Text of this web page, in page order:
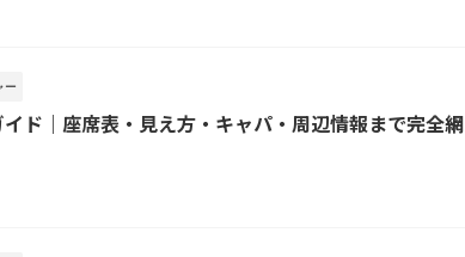
ー
ド｜座席表・見え方・キャパ・周辺情報まで完全網